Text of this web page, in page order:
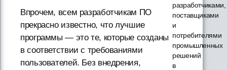
Впрочем, всем разработчикам ПО
прекрасно известно, что лучшие
программы — это те, которые созданы
в соответствии с требованиями
пользователей. Без внедрения,
разработчиками,
поставщиками
и
потребителями
промышленных
решений
в